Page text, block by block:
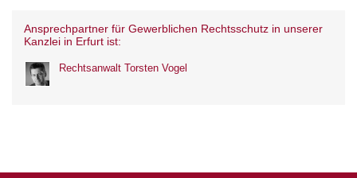
Ansprechpartner für Gewerblichen Rechtsschutz in unserer
Kanzlei in Erfurt ist:
Rechtsanwalt Torsten Vogel